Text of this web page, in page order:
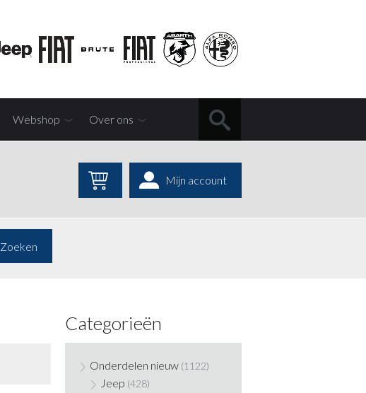
Webshop Over ons
Mijn account
Zoeken
Categorieën
Onderdelen nieuw (1122)
Jeep (428)